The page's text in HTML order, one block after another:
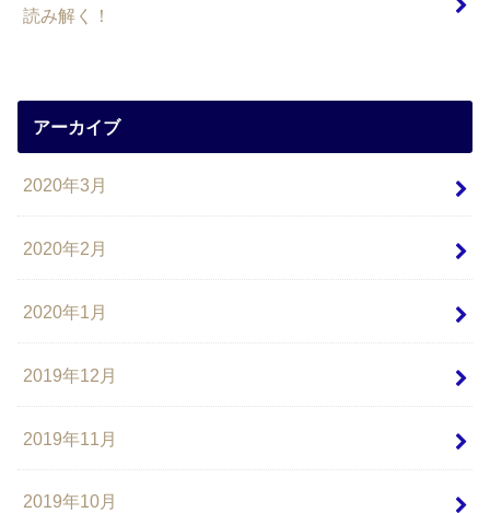
読み解く！
アーカイブ
2020年3月
2020年2月
2020年1月
2019年12月
2019年11月
2019年10月